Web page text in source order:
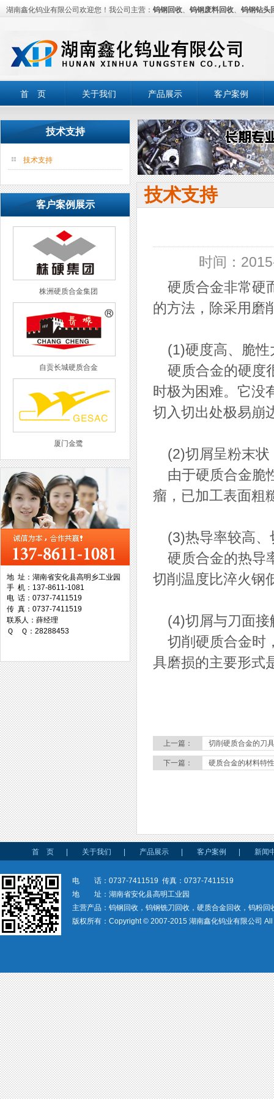
湖南鑫化钨业有限公司欢迎您！我公司主营： 钨钢回收、 钨钢废料回收、 钨钢钻头
首 页 关于我们 产品展示 客户案例
技术支持
技术支持
客户案例展示
株洲硬质合金集团
自贡长城硬质合金
厦门金鹭
西工集团
台湾协威机械
台湾万事达切削科技
地 址：湖南省安化县高明乡工业园
手 机：137-8611-1081
电 话：0737-7411519
传 真：0737-7411519
联系人：薛经理
Ｑ Ｑ：28288453
技术支持
时间：
硬质合金非常硬
的方法，除采用磨
(1)硬度高、脆性
硬质合金的硬度
时极为困难。它没
切入切出处极易崩
(2)切屑呈粉末状
由于硬质合金脆
瘤，已加工表面粗
(3)热导率较高、
硬质合金的热导
切削温度比淬火钢
(4)切屑与刀面接
切削硬质合金时
具磨损的主要形式
上一篇： 切削硬质合金的刀
下一篇： 硬质合金的材料特性
首 页 关于我们 产品展示 客户案例 新闻
电 话：0737-7411519 传真：0737-7411519
地 址：湖南省安化县高明工业园
主营产品：钨钢回收，钨钢铣刀回收，硬质合金回收，钨粉回
版权所有：Copyright © 2007-2015 湖南鑫化钨业有限公司